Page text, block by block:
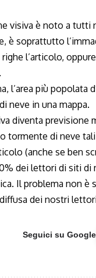
visiva è noto a
è soprattutto
l’articolo,
l’area più
neve in una mappa.
diventa previsione
tormente di neve
(anche se ben
dei lettori di siti
Il problema non è
dei nostri
Seguici su Google